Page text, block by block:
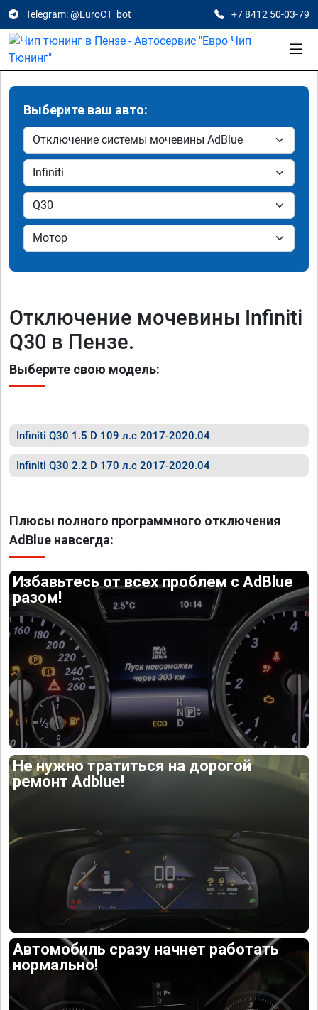
Telegram: @EuroCT_bot +7 8412 50-03-79
Выберите ваш авто:
Отключение мочевины Infiniti
Q30 в Пензе.
Выберите свою модель:
Infiniti Q30 1.5 D 109 л.с 2017-2020.04
Infiniti Q30 2.2 D 170 л.с 2017-2020.04
Плюсы полного программного отключения
AdBlue навсегда:
Избавьтесь от всех проблем с AdBlue
разом!
Не нужно тратиться на дорогой
ремонт Adblue!
Автомобиль сразу начнет работать
нормально!